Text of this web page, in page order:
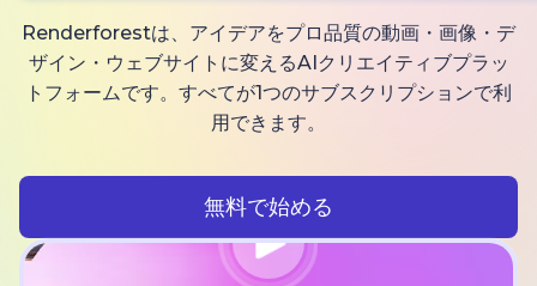
Renderforestは、アイデアをプロ品質の動画・画像・デ
ザイン・ウェブサイトに変えるAIクリエイティブプラッ
トフォームです。すべてが1つのサブスクリプションで利
用できます。
無料で始める